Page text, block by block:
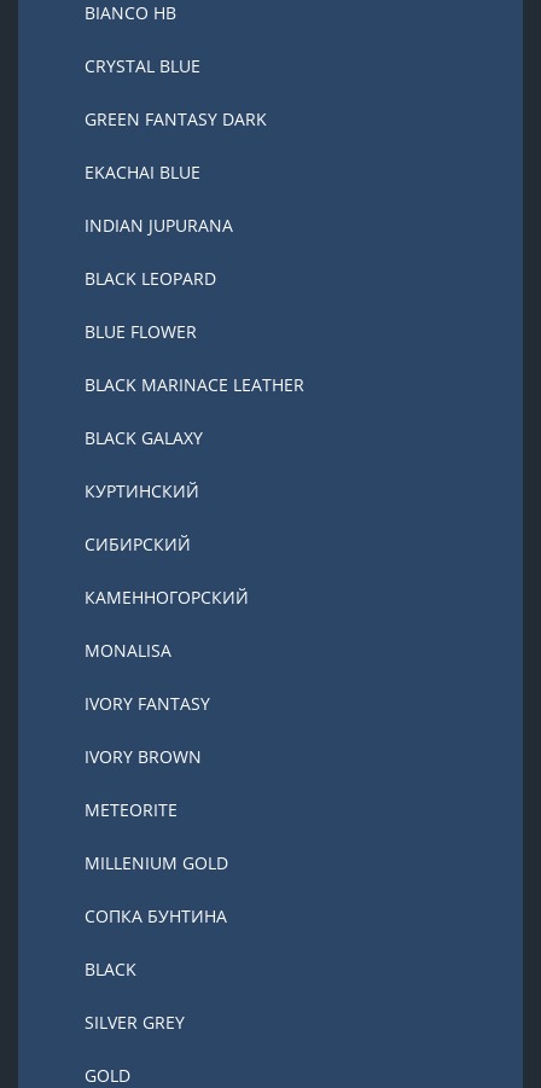
BIANCO HB
CRYSTAL BLUE
GREEN FANTASY DARK
EKACHAI BLUE
INDIAN JUPURANA
BLACK LEOPARD
BLUE FLOWER
BLACK MARINACE LEATHER
BLACK GALAXY
КУРТИНСКИЙ
СИБИРСКИЙ
КАМЕННОГОРСКИЙ
MONALISA
IVORY FANTASY
IVORY BROWN
METEORITE
MILLENIUM GOLD
СОПКА БУНТИНА
BLACK
SILVER GREY
GOLD